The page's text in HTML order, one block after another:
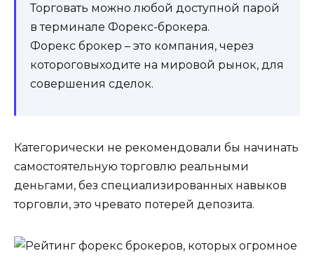
Торговать можно любой доступной парой
в терминале Форекс-брокера.
Форекс брокер – это компания, через
котороговыходите на мировой рынок, для
совершения сделок.
Категорически не рекомендовали бы начинать
самостоятельную торговлю реальными
деньгами, без специализированных навыков
торговли, это чревато потерей депозита.